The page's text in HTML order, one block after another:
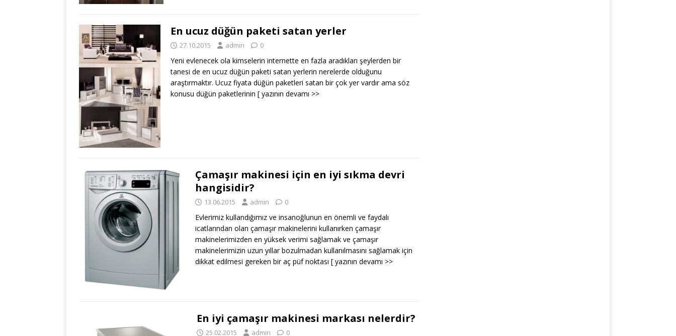
En ucuz düğün paketi satan yerler
27.10.2015 admin 0
Yeni evlenecek ola kimselerin internette en fazla aradıkları şeylerden bir
tanesi de en ucuz düğün paketi satan yerlerin nerelerde olduğunu
araştırmaktır. Ucuz fiyata düğün paketleri satan bir çok yer vardır ama söz
konusu düğün paketlerinin [ yazının devamı >>
Çamaşır makinesi için en iyi sıkma devri
hangisidir?
13.06.2015 admin 0
Evlerimiz kullandığımız ve insanoğlunun en önemli ve faydalı
icatlarından olan çamaşır makinelerini kullanırken çamaşır
makinelerimizden en yüksek verimi sağlamak ve çamaşır
makinelerimizin uzun yıllar bozulmadan kullanılmasını sağlamak için
dikkat edilmesi gereken bir aç püf noktası [ yazının devamı >>
En iyi çamaşır makinesi markası nelerdir?
25.02.2015 admin 0